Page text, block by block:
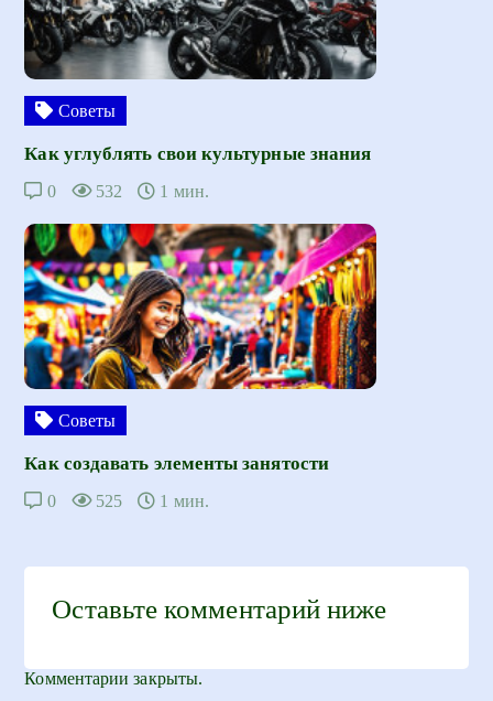
Советы
Как углублять свои культурные знания
0 532 1 мин.
Советы
Как создавать элементы занятости
0 525 1 мин.
Оставьте комментарий ниже
Комментарии закрыты.